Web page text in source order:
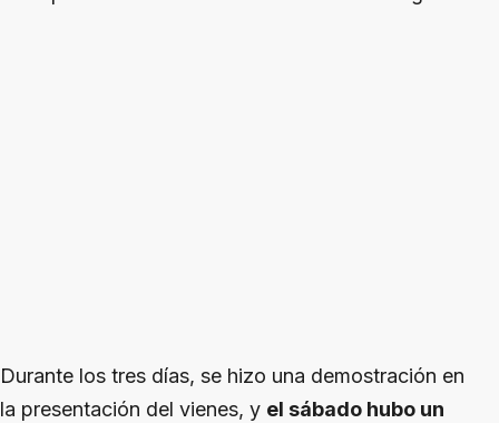
Durante los tres días, se hizo una demostración en
la presentación del vienes, y el sábado hubo un